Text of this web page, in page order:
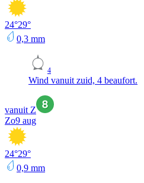
24°29°
0,3 mm
4
Wind vanuit zuid, 4 beaufort.
vanuit Z
Zo9 aug
24°29°
0,9 mm